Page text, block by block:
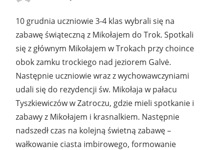
10 grudnia uczniowie 3-4 klas wybrali się na
zabawę świąteczną z Mikołajem do Trok. Spotkali
się z głównym Mikołajem w Trokach przy choince
obok zamku trockiego nad jeziorem Galvė.
Następnie uczniowie wraz z wychowawczyniami
udali się do rezydencji św. Mikołaja w pałacu
Tyszkiewiczów w Zatroczu, gdzie mieli spotkanie i
zabawy z Mikołajem i krasnalkiem. Następnie
nadszedł czas na kolejną świetną zabawę –
wałkowanie ciasta imbirowego, formowanie